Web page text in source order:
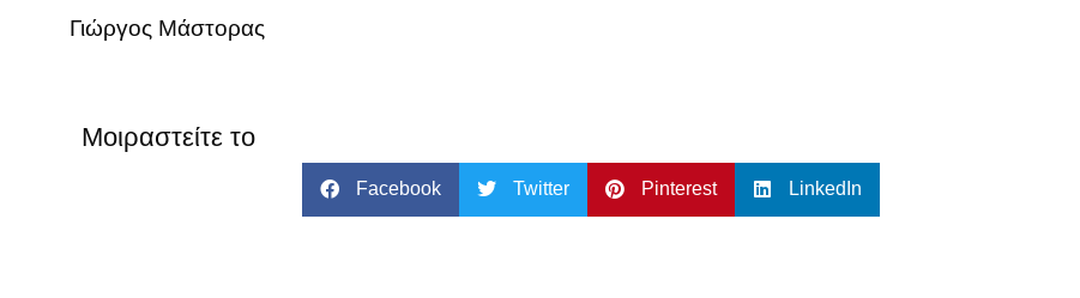
Γιώργος Μάστορας
Μοιραστείτε το
Facebook Twitter Pinterest LinkedIn